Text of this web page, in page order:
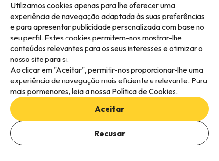
Adicionar datas para verificar a disponibilidade
Selecionar datas
Métodos de pagamento disponíveis
Termos e condições gerais
Privacidade dos dados
Política de cookies
Utilizamos cookies apenas para lhe oferecer uma
experiência de navegação adaptada às suas preferências
e para apresentar publicidade personalizada com base no
seu perfil. Estes cookies permitem-nos mostrar-lhe
conteúdos relevantes para os seus interesses e otimizar o
nosso site para si.
Ao clicar em "Aceitar", permitir-nos proporcionar-lhe uma
experiência de navegação mais eficiente e relevante. Para
mais pormenores, leia a nossa Política de Cookies.
Aceitar
Recusar